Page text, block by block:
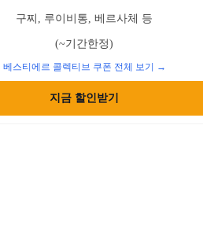
구찌, 루이비통, 베르사체 등
(~기간한정)
베스티에르 콜렉티브 쿠폰 전체 보기 →
지금 할인받기